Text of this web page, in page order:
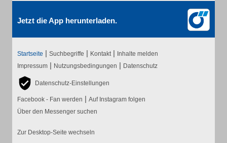
Jetzt die App herunterladen.
Startseite | Suchbegriffe | Kontakt | Inhalte melden
Impressum | Nutzungsbedingungen | Datenschutz
Datenschutz-Einstellungen
Facebook - Fan werden | Auf Instagram folgen
Über den Messenger suchen
Zur Desktop-Seite wechseln